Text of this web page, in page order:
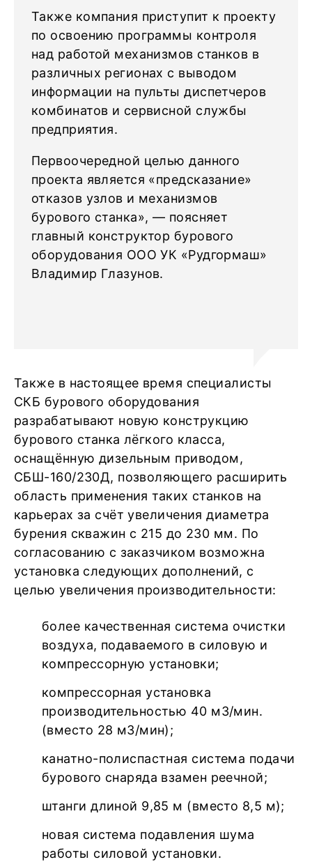
Также компания приступит к проекту
по освоению программы контроля
над работой механизмов станков в
различных регионах с выводом
информации на пульты диспетчеров
комбинатов и сервисной службы
предприятия.
Первоочередной целью данного
проекта является «предсказание»
отказов узлов и механизмов
бурового станка», — поясняет
главный конструктор бурового
оборудования ООО УК «Рудгормаш»
Владимир Глазунов.
Также в настоящее время специалисты
СКБ бурового оборудования
разрабатывают новую конструкцию
бурового станка лёгкого класса,
оснащённую дизельным приводом,
СБШ-160/230Д, позволяющего расширить
область применения таких станков на
карьерах за счёт увеличения диаметра
бурения скважин с 215 до 230 мм. По
согласованию с заказчиком возможна
установка следующих дополнений, с
целью увеличения производительности:
более качественная система очистки
воздуха, подаваемого в силовую и
компрессорную установки;
компрессорная установка
производительностью 40 м3/мин.
(вместо 28 м3/мин);
канатно-полиспастная система подачи
бурового снаряда взамен реечной;
штанги длиной 9,85 м (вместо 8,5 м);
новая система подавления шума
работы силовой установки.